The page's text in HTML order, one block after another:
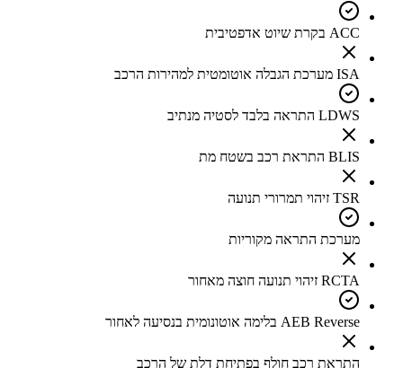
ACC בקרת שיוט אדפטיבית
ISA מערכת הגבלה אוטומטית למהירות הרכב
LDWS התראה בלבד לסטיה מנתיב
BLIS התראת רכב בשטח מת
TSR זיהוי תמרורי תנועה
מערכת התראה מקוריות
RCTA זיהוי תנועה חוצה מאחור
AEB Reverse בלימה אוטונומית בנסיעה לאחור
התראת רכב חולף בפתיחת דלת של הרכב